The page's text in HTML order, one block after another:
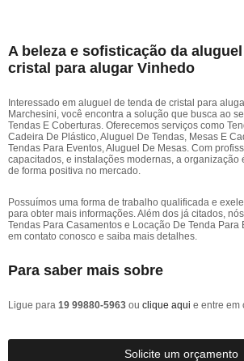
A beleza e sofisticação da
cristal para alugar Vinhedo
Interessado em aluguel de tenda de cristal para
Marchesini, você encontra a solução que busca ao
Tendas E Coberturas. Oferecemos serviços como
Cadeira De Plástico, Aluguel De Tendas, Mesas E
Tendas Para Eventos, Aluguel De Mesas. Com
capacitados, e instalações modernas, a organização
de forma positiva no mercado.
Possuímos uma forma de trabalho qualificada e
para obter mais informações. Além dos já citados,
Tendas Para Casamentos e Locação De Tenda Para
em contato conosco e saiba mais detalhes.
Para saber mais sobre
Ligue para 19 99880-5963 ou clique aqui e entre em
Solicite um orçamento